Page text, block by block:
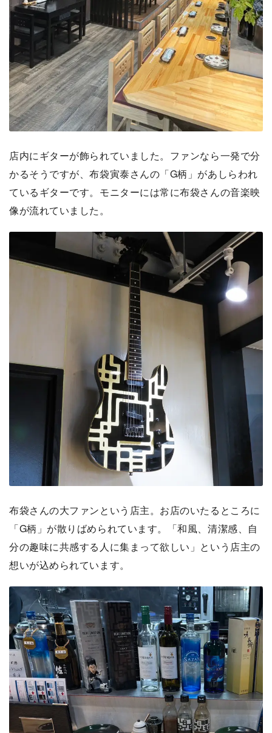
店内にギターが飾られていました。ファンなら一発で分
かるそうですが、布袋寅泰さんの「G柄」があしらわれ
ているギターです。モニターには常に布袋さんの音楽映
像が流れていました。
布袋さんの大ファンという店主。お店のいたるところに
「G柄」が散りばめられています。「和風、清潔感、自
分の趣味に共感する人に集まって欲しい」という店主の
想いが込められています。